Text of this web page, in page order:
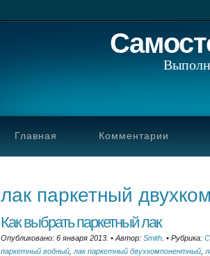
Главная Комментарии
лак паркетный
Как выбрать паркетный лак
Опубликовано: 6 января 2013. • Автор: Smith • Рубрика:
паркетный водный лак паркетный двухкомпонентный